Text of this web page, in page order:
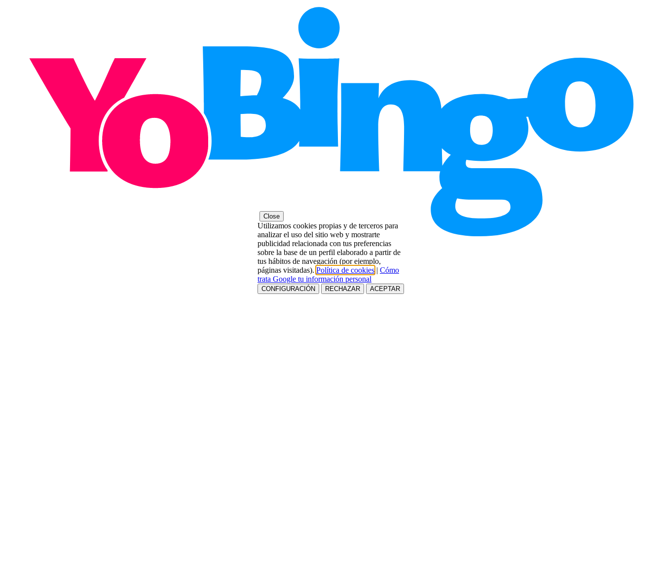
Close
Utilizamos cookies propias y de terceros para
analizar el uso del sitio web y mostrarte
publicidad relacionada con tus preferencias
sobre la base de un perfil elaborado a partir de
tus hábitos de navegación (por ejemplo,
páginas visitadas). Política de cookies | Cómo
trata Google tu información personal
CONFIGURACIÓN RECHAZAR ACEPTAR